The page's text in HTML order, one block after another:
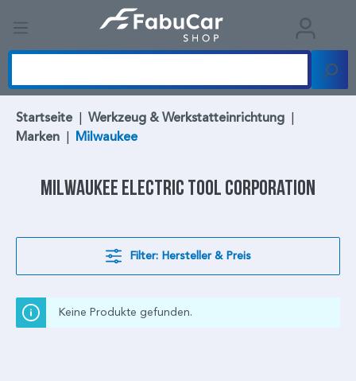
Startseite | Werkzeug & Werkstatteinrichtung |
Marken | Milwaukee
Milwaukee Electric Tool Corporation
Filter: Hersteller & Preis
Keine Produkte gefunden.